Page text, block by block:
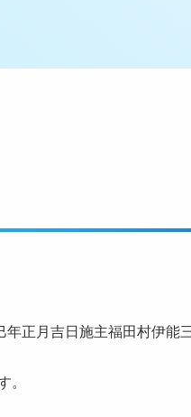
正月吉日施主福田村伊能
。